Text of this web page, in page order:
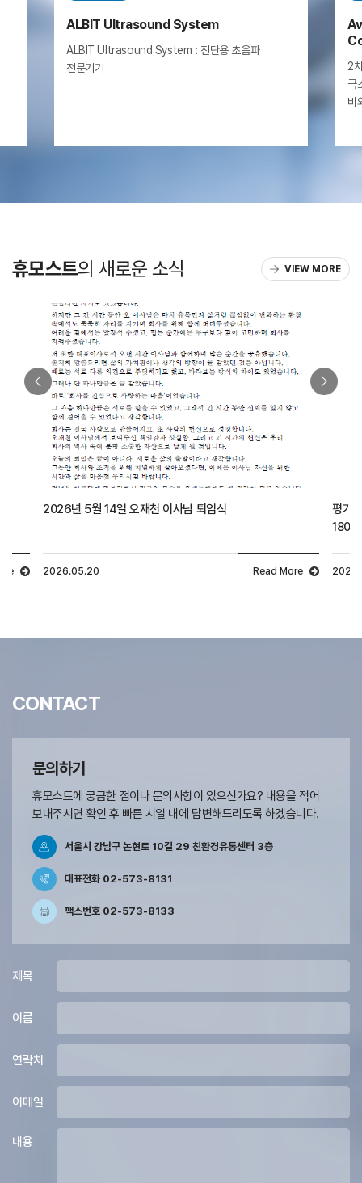
ALBIT Ultrasound System
ALBIT Ultrasound System : 진단용 초음파
전문기기
2
극
비
휴모스트의 새로운 소식 VIEW MORE
2026년 5월 14일 오재천 이사님 퇴임식
2026.05.20 Read More
평가
180호
CONTACT
문의하기
휴모스트에 궁금한 점이나 문의사항이 있으신가요? 내용을 적어
보내주시면 확인 후 빠른 시일 내에 답변해드리도록 하겠습니다.
서울시 강남구 논현로 10길 29 친환경유통센터 3층
대표전화 02-573-8131
팩스번호 02-573-8133
제목
이름
연락처
이메일
내용